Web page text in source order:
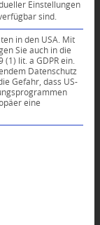
Einstellungen
sind.
in den USA. Mit
Sie auch in die
lit. a GDPR ein.
Datenschutz
Gefahr, dass US-
eine
für die